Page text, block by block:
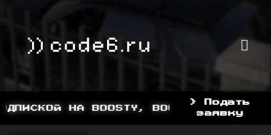
НА BOOSTY, BOOSTY.TO/YDDY
> Подать
заявку